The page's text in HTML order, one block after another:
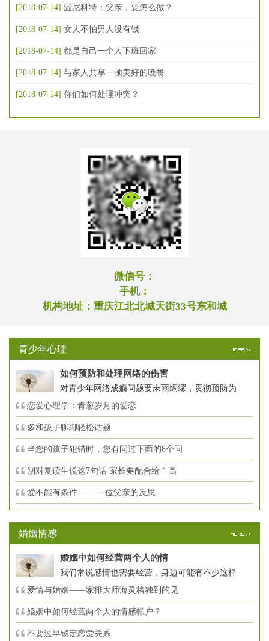
[2018-07-14] 温尼科特：父亲，要怎么做？
[2018-07-14] 女人不怕男人没有钱
[2018-07-14] 都是自己一个人下班回家
[2018-07-14] 与家人共享一顿美好的晚餐
[2018-07-14] 你们如何处理冲突？
微信号：
手机：
机构地址： 重庆江北北城天街33号东和城
青少年心理
如何预防和处理网络的伤害
对青少年网络成瘾问题要未雨绸缪，贯彻预防为
恋爱心理学：青葱岁月的爱恋
多和孩子聊聊轻松话题
当您的孩子犯错时，您有问过下面的8个问
别对复读生说这7句话 家长要配合给＂高
爱不能有条件—— 一位父亲的反思
婚姻情感
婚姻中如何经营两个人的情
我们常说感情也需要经营，身边可能有不少这样
爱情与婚姻——家排大师海灵格独到的见
婚姻中如何经营两个人的情感帐户？
不要过早锁定恋爱关系